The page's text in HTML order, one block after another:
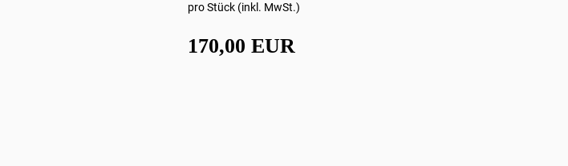
pro Stück (inkl. MwSt.)
170,00 EUR